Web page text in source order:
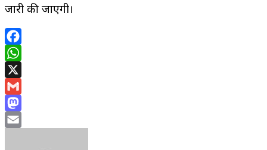
जारी की जाएगी।
Facebook
WhatsApp
X
Gmail
Mastodon